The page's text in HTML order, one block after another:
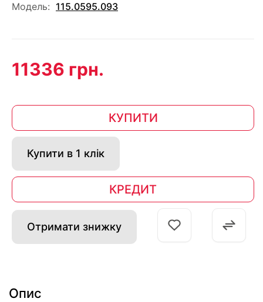
Модель: 115.0595.093
11336 грн.
КУПИТИ
Купити в 1 клік
КРЕДИТ
Отримати знижку
Опис